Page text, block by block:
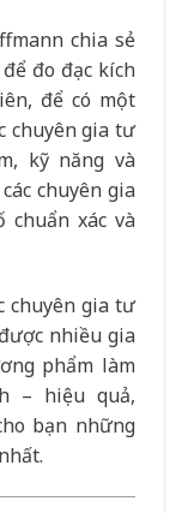
chia sẻ
đo đạc kích
để có một
chuyên gia tư
kỹ năng và
chuyên gia
chuẩn xác và
chuyên gia tư
nhiều gia
phẩm làm
– hiệu quả,
bạn những